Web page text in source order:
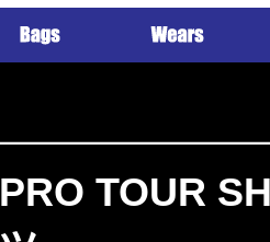
PRO TOUR